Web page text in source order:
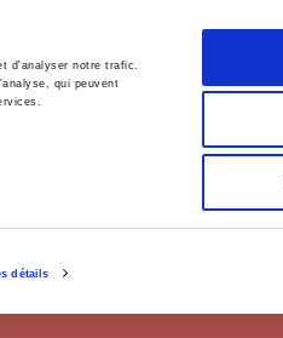
d'analyser notre trafic.
qui peuvent
détails
English
Politics